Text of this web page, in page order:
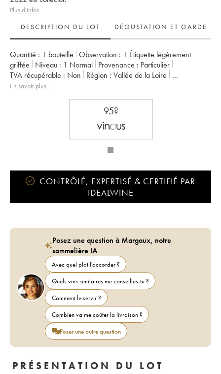
Plus d'infos
DESCRIPTION DU LOT
DÉGUSTATION ET GARDE
Quantité : 1 bouteille Observation : 1 Étiquette légèrement
griffée
Niveau : 1 Normal Provenance : particulier
TVA récupérable :
non Région :
Vallée de la Loire
Appellation :
En savoir plus...
95?
CONTRÔLÉ, EXPERTISÉ & CERTIFIÉ PAR
IDEALWINE
Posez une question à Margaux, notre
sommelière IA
Avec quel plat l'accorder ?
Quels vins similaires me conseilles-tu ?
Comment le servir ?
Combien va me coûter la livraison ?
Poser une autre question
PRÉSENTATION DU LOT